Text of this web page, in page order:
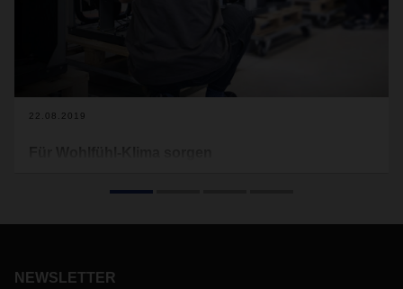
22.08.2019
Technologieführer auf seinen Logistikpartner DACHSER –
NEWSLETTER